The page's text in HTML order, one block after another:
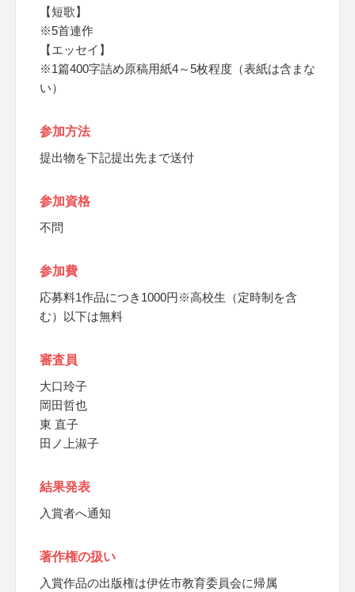
【短歌】
※5首連作
【エッセイ】
※1篇400字詰め原稿用紙4～5枚程度（表紙は含まな
い）
参加方法
提出物を下記提出先まで送付
参加資格
不問
参加費
応募料1作品につき1000円※高校生（定時制を含
む）以下は無料
審査員
大口玲子
岡田哲也
東 直子
田ノ上淑子
結果発表
入賞者へ通知
著作権の扱い
入賞作品の出版権は伊佐市教育委員会に帰属